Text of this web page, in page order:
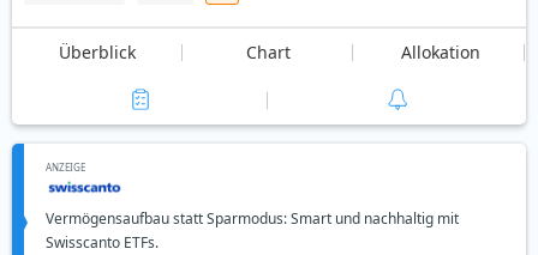
Überblick Chart Allokation
ANZEIGE
Vermögensaufbau statt Sparmodus: Smart und nachhaltig mit
Swisscanto ETFs.